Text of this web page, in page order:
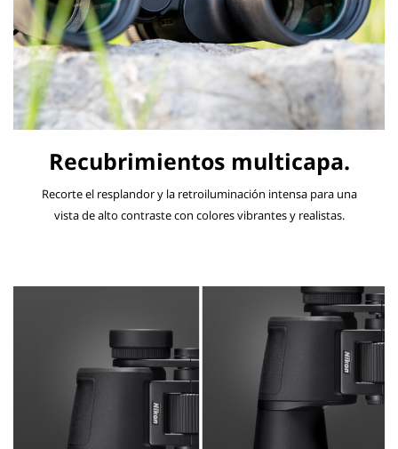
Recubrimientos multicapa.
Recorte el resplandor y la retroiluminación intensa para una
vista de alto contraste con colores vibrantes y realistas.